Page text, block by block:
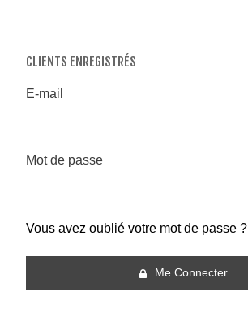
CLIENTS ENREGISTRÉS
E-mail
Mot de passe
Vous avez oublié votre mot de passe ?
Me Connecter